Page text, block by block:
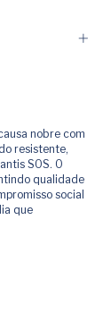
nobre com
resistente,
SOS. O
qualidade
social
que